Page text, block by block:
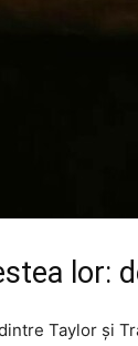
lor:
Taylor și